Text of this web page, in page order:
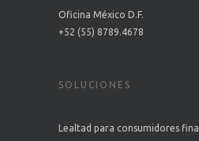
Oficina México D.F.
+52 (55) 8789.4678
SOLUCIONES
Lealtad para consumidores